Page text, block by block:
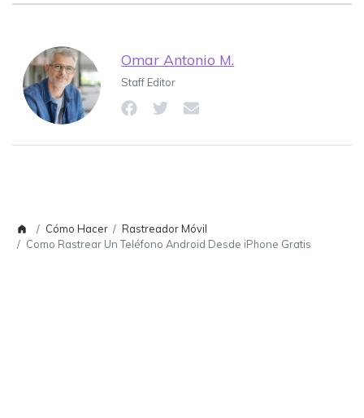
Omar Antonio M.
Staff Editor
Cómo Hacer
Rastreador Móvil
Como Rastrear Un Teléfono Android Desde iPhone Gratis